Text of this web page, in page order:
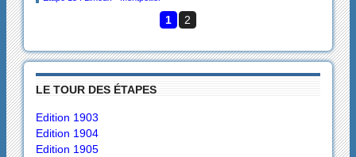
1 2
LE TOUR DES ÉTAPES
Edition 1903
Edition 1904
Edition 1905